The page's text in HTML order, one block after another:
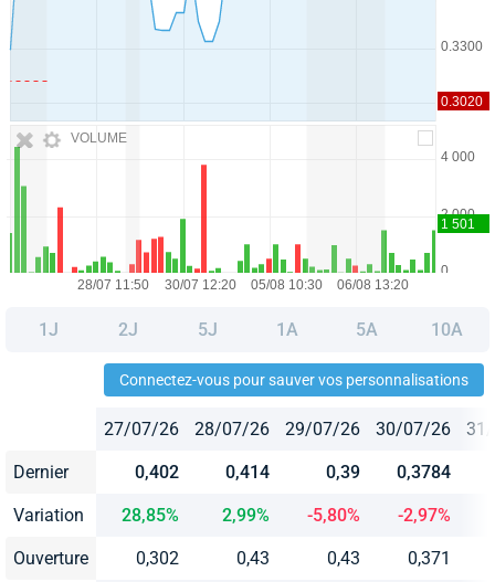
VOLUME
1J 2J 5J 1A 5A 10A
Connectez-vous pour sauver vos personnalisations
27/07/26 28/07/26 29/07/26 30/07/26
Dernier 0,402 0,414 0,39 0,3784
Variation 28,85% 2,99% -5,80% -2,97%
Ouverture 0,302 0,43 0,43 0,371